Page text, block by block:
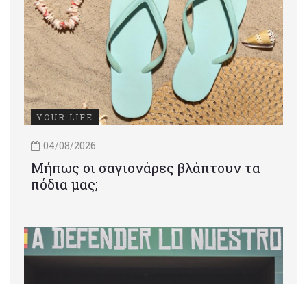
YOUR LIFE
04/08/2026
Μήπως οι σαγιονάρες βλάπτουν τα
πόδια μας;